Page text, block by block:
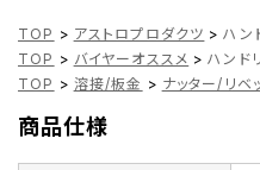
TOP > アストロプロダクツ > ハン
TOP > バイヤーオススメ > ハンド
TOP > 溶接/板金 > ナッター/リベ
商品仕様